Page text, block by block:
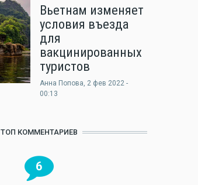
Вьетнам изменяет
условия въезда
для
вакцинированных
туристов
Анна Попова, 2 фев 2022 -
00:13
ТОП КОММЕНТАРИЕВ
6